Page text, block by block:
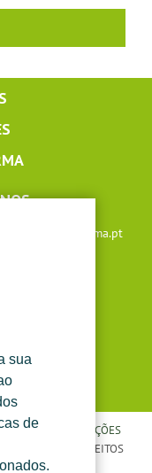
sua
de
lojaonline@bioforma.pt
às 17h30)
CONDIÇÕES
TODOS OS DIREITOS